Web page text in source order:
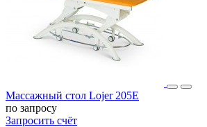
Массажный стол Lojer 205E
по запросу
Запросить счёт